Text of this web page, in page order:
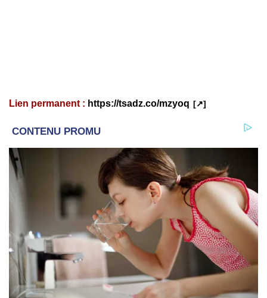
Lien permanent : https://tsadz.co/mzyoq